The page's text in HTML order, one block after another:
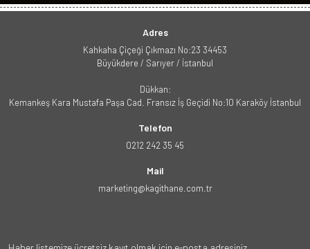
Adres
Kahkaha Çiçeği Çıkmazı No:23 34453
Büyükdere / Sarıyer / İstanbul
Dükkan:
Kemankeş Kara Mustafa Paşa Cad. Fransız İş Geçidi No:10 Karaköy İstanbul
Telefon
0212 242 35 45
Mail
marketing@kagithane.com.tr